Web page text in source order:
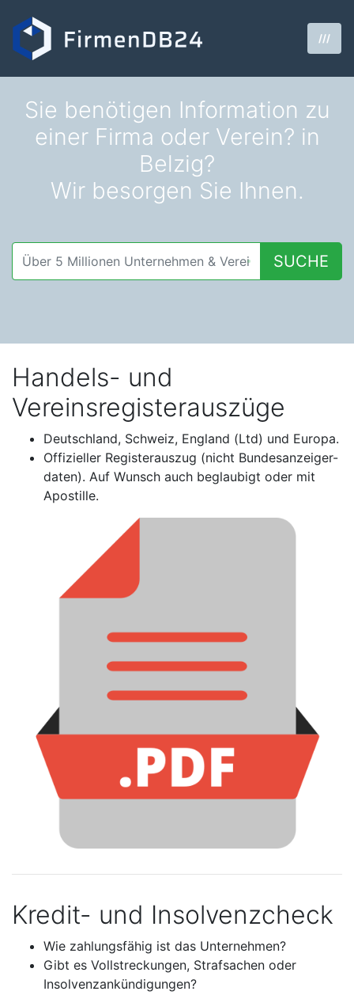
///
Sie benötigen Information zu
einer Firma oder Verein? in
Belzig?
Wir besorgen Sie Ihnen.
SUCHE
Handels- und
Vereinsregisterauszüge
Deutschland, Schweiz, England (Ltd) und Europa.
Offizieller Registerauszug (nicht Bundesanzeiger-
daten). Auf Wunsch auch beglaubigt oder mit
Apostille.
Kredit- und Insolvenzcheck
Wie zahlungsfähig ist das Unternehmen?
Gibt es Vollstreckungen, Strafsachen oder
Insolvenzankündigungen?